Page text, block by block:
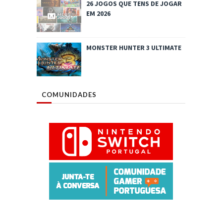
26 JOGOS QUE TENS DE JOGAR
EM 2026
MONSTER HUNTER 3 ULTIMATE
COMUNIDADES